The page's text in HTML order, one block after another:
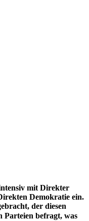
mit Direkter
Demokratie ein.
der diesen
Parteien befragt, was